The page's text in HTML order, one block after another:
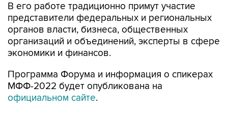
В его работе традиционно примут участие
представители федеральных и региональных
органов власти, бизнеса, общественных
организаций и объединений, эксперты в сфере
экономики и финансов.
Программа Форума и информация о спикерах
МФФ-2022 будет опубликована на
официальном сайте.